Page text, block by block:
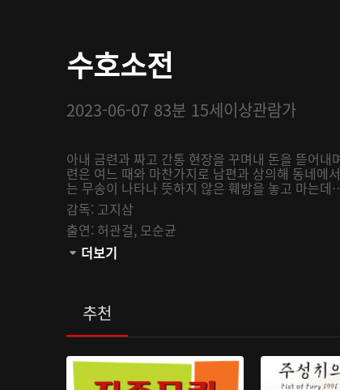
수호소전
2023-06-07 83분 15세이상관람가
아내 금련과 짜고 간통 현장을 꾸며내 돈을 뜯어
련은 여느 때와 마찬가지로 남편과 상의해 동네에
는 무송이 나타나 뜻하지 않은 훼방을 놓고 마는데
감독: 고지삼
출연: 허관걸, 모순균
관람등급:
더보기
추천